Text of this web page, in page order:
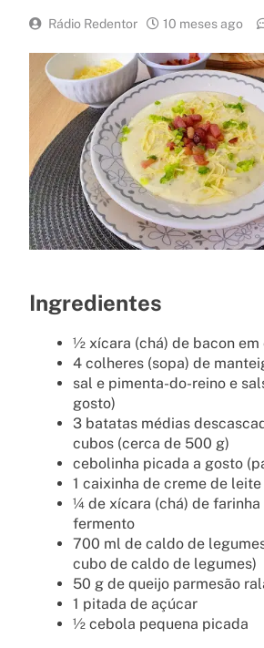
Rádio Redentor 10 meses ago
Ingredientes
½ xícara (chá) de bacon em
4 colheres (sopa) de
sal e pimenta-do-reino e
gosto)
3 batatas médias
cubos (cerca de 500 g)
cebolinha picada a gosto
1 caixinha de creme de
¼ de xícara (chá) de farinha
fermento
700 ml de caldo de
cubo de caldo de legumes)
50 g de queijo parmesão
1 pitada de açúcar
½ cebola pequena picada